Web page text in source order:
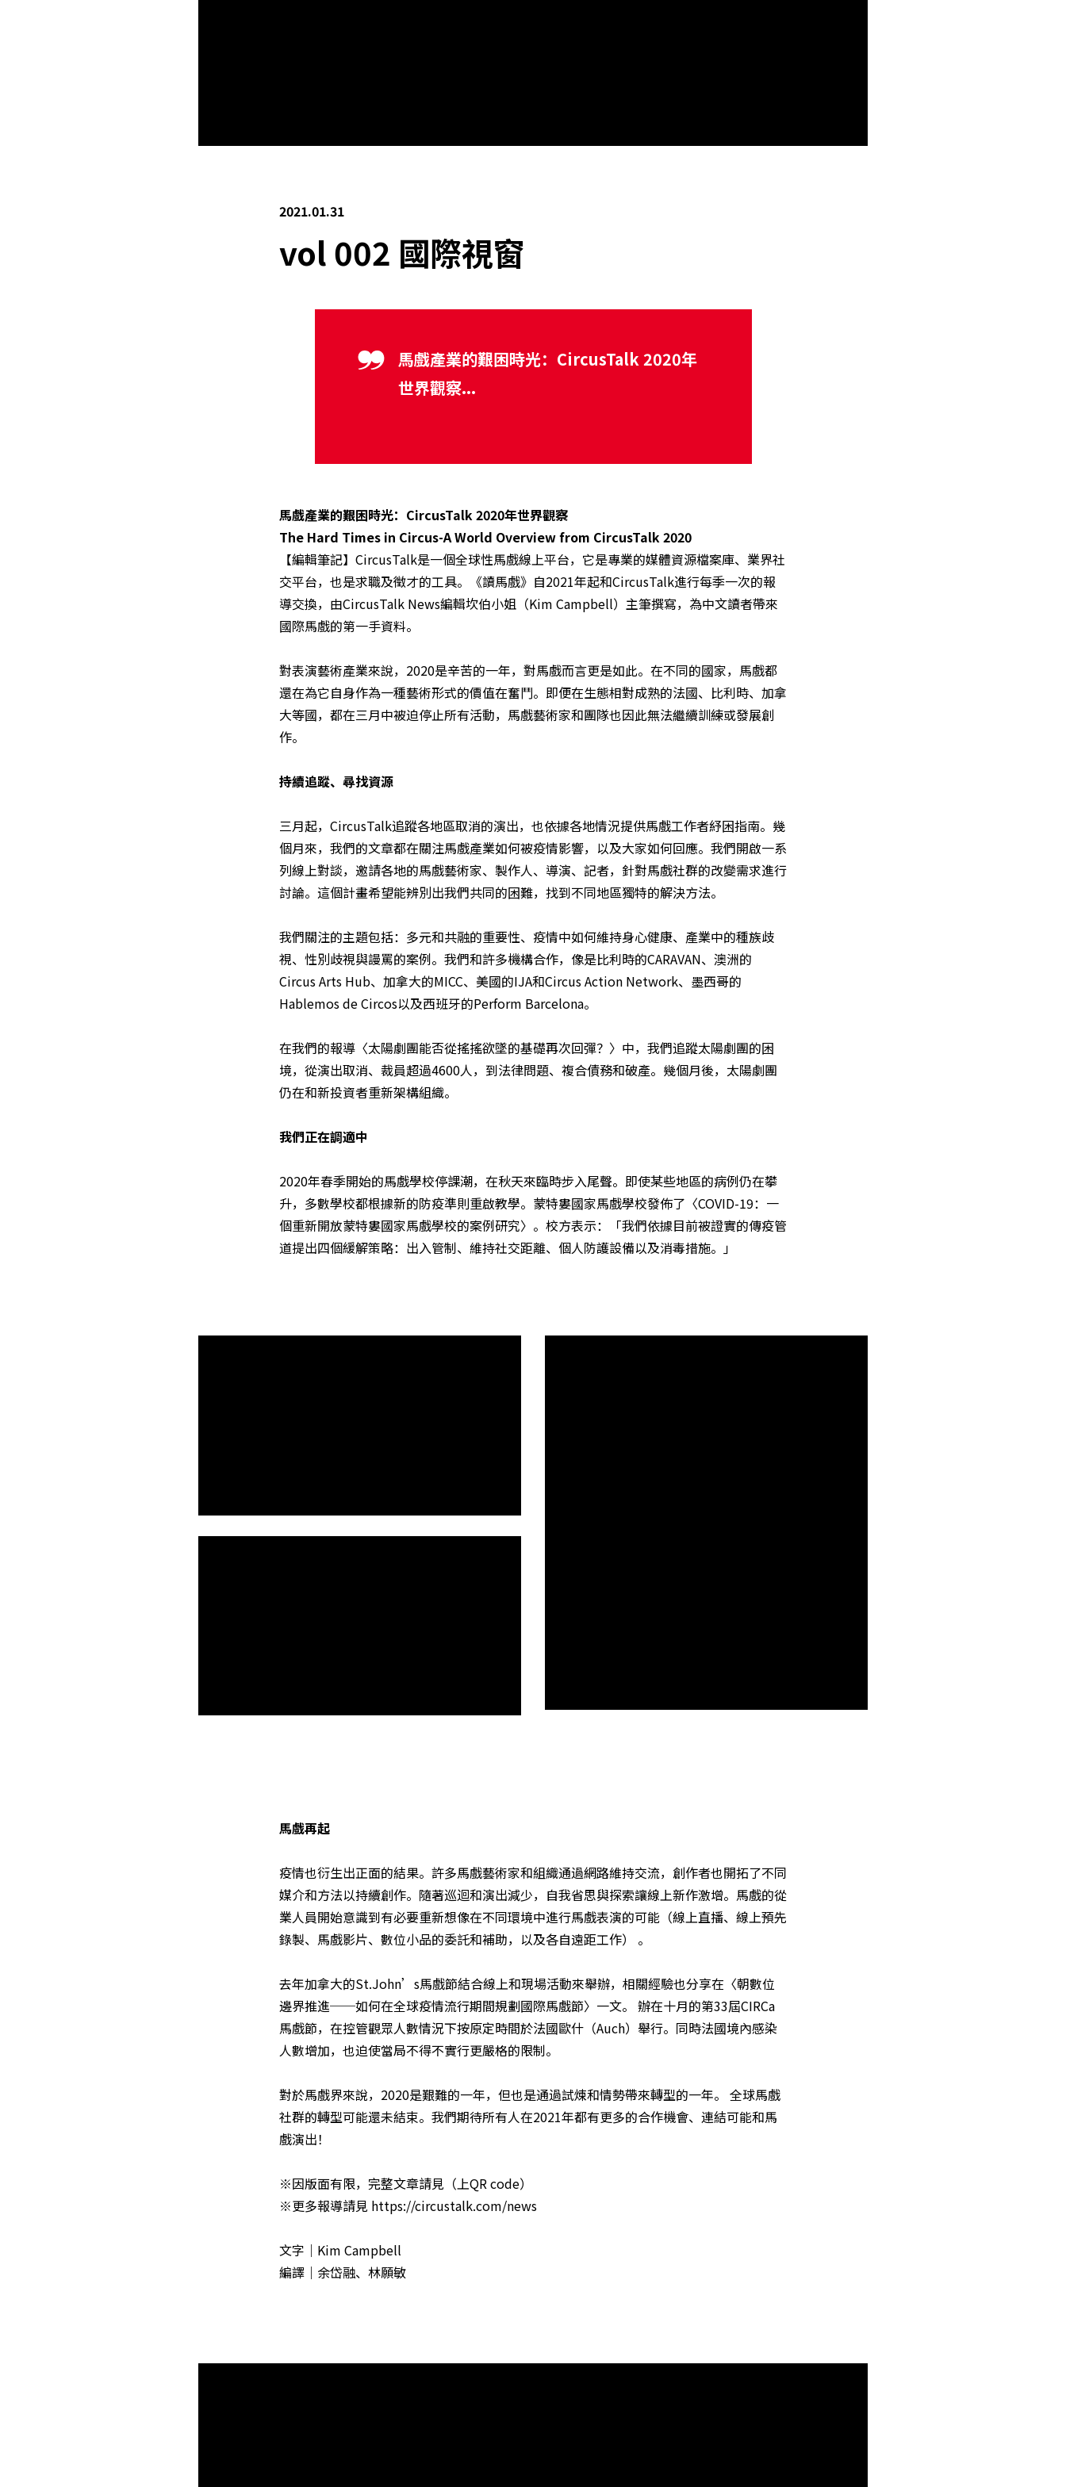
2021.01.31
vol 002 國際視窗
馬戲產業的艱困時光：CircusTalk 2020年
世界觀察...
馬戲產業的艱困時光：CircusTalk 2020年世界觀察
The Hard Times in Circus-A World Overview from CircusTalk 2020
【編輯筆記】CircusTalk是一個全球性馬戲線上平台，它是專業的媒體資源檔案庫、業界社
交平台，也是求職及徵才的工具。《讀馬戲》自2021年起和CircusTalk進行每季一次的報
導交換，由CircusTalk News編輯坎伯小姐（Kim Campbell）主筆撰寫，為中文讀者帶來
國際馬戲的第一手資料。
對表演藝術產業來說，2020是辛苦的一年，對馬戲而言更是如此。在不同的國家，馬戲都
還在為它自身作為一種藝術形式的價值在奮鬥。即便在生態相對成熟的法國、比利時、加拿
大等國，都在三月中被迫停止所有活動，馬戲藝術家和團隊也因此無法繼續訓練或發展創
作。
持續追蹤、尋找資源
三月起，CircusTalk追蹤各地區取消的演出，也依據各地情況提供馬戲工作者紓困指南。幾
個月來，我們的文章都在關注馬戲產業如何被疫情影響，以及大家如何回應。 我們開啟一系
列線上對談，邀請各地的馬戲藝術家、製作人、導演、記者，針對馬戲社群的改變需求進行
討論。這個計畫希望能辨別出我們共同的困難，找到不同地區獨特的解決方法。
我們關注的主題包括：多元和共融的重要性、疫情中如何維持身心健康、產業中的種族歧
視、性別歧視與謾罵的案例。我們和許多機構合作，像是比利時的CARAVAN、澳洲的
Circus Arts Hub、加拿大的MICC、美國的IJA和Circus Action Network、墨西哥的
Hablemos de Circos以及西班牙的Perform Barcelona。
在我們的報導〈太陽劇團能否從搖搖欲墜的基礎再次回彈？〉中，我們追蹤太陽劇團的困
境，從演出取消、裁員超過4600人，到法律問題、複合債務和破產。幾個月後，太陽劇團
仍在和新投資者重新架構組織。
我們正在調適中
2020年春季開始的馬戲學校停課潮，在秋天來臨時步入尾聲。即使某些地區的病例仍在攀
升，多數學校都根據新的防疫準則重啟教學。蒙特婁國家馬戲學校發佈了〈COVID-19：一
個重新開放蒙特婁國家馬戲學校的案例研究〉。校方表示：「我們依據目前被證實的傳疫管
道提出四個緩解策略：出入管制、維持社交距離、個人防護設備以及消毒措施。」
馬戲再起
疫情也衍生出正面的結果。許多馬戲藝術家和組織通過網路維持交流，創作者也開拓了不同
媒介和方法以持續創作。隨著巡迴和演出減少，自我省思與探索讓線上新作激增。 馬戲的從
業人員開始意識到有必要重新想像在不同環境中進行馬戲表演的可能（線上直播、線上預先
錄製、馬戲影片、數位小品的委託和補助，以及各自遠距工作） 。
去年加拿大的St.John’s馬戲節結合線上和現場活動來舉辦，相關經驗也分享在 〈朝數位
邊界推進──如何在全球疫情流行期間規劃國際馬戲節〉一文。 辦在十月的第33屆CIRCa
馬戲節，在控管觀眾人數情況下按原定時間於法國歐什（Auch）舉行。同時法國境內感染
人數增加，也迫使當局不得不實行更嚴格的限制。
對於馬戲界來說，2020是艱難的一年，但也是通過試煉和情勢帶來轉型的一年。 全球馬戲
社群的轉型可能還未結束。我們期待所有人在2021年都有更多的合作機會、連結可能和馬
戲演出！
※因版面有限，完整文章請見（上QR code）
※更多報導請見 https://circustalk.com/news
文字｜Kim Campbell
編譯｜余岱融、林願敏